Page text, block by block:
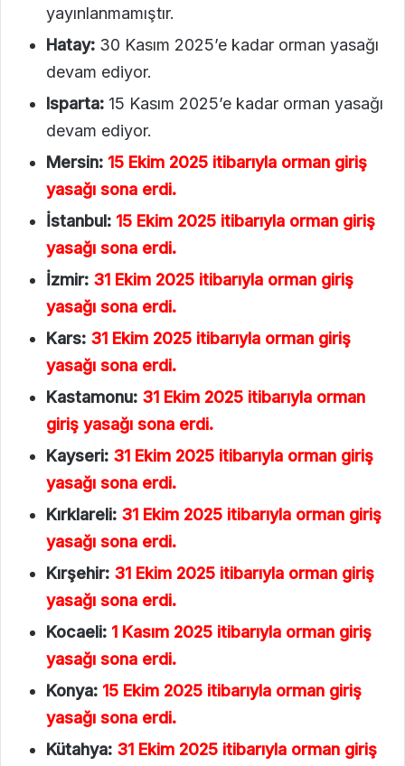
yayınlanmamıştır.
Hatay: 30 Kasım 2025’e kadar orman yasağı
devam ediyor.
Isparta: 15 Kasım 2025’e kadar orman yasağı
devam ediyor.
Mersin: 15 Ekim 2025 itibarıyla orman giriş
yasağı sona erdi.
İstanbul: 15 Ekim 2025 itibarıyla orman giriş
yasağı sona erdi.
İzmir: 31 Ekim 2025 itibarıyla orman giriş
yasağı sona erdi.
Kars: 31 Ekim 2025 itibarıyla orman giriş
yasağı sona erdi.
Kastamonu: 31 Ekim 2025 itibarıyla orman
giriş yasağı sona erdi.
Kayseri: 31 Ekim 2025 itibarıyla orman giriş
yasağı sona erdi.
Kırklareli: 31 Ekim 2025 itibarıyla orman giriş
yasağı sona erdi.
Kırşehir: 31 Ekim 2025 itibarıyla orman giriş
yasağı sona erdi.
Kocaeli: 1 Kasım 2025 itibarıyla orman giriş
yasağı sona erdi.
Konya: 15 Ekim 2025 itibarıyla orman giriş
yasağı sona erdi.
Kütahya: 31 Ekim 2025 itibarıyla orman giriş